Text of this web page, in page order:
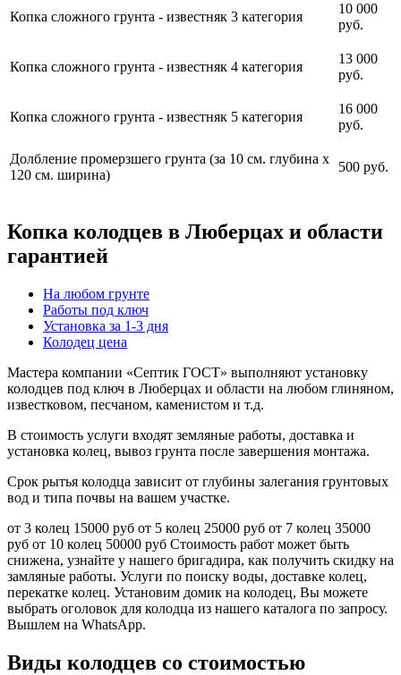
Копка сложного грунта - известняк 3 категория
10 000
руб.
Копка сложного грунта - известняк 4 категория
13 000
руб.
Копка сложного грунта - известняк 5 категория
16 000
руб.
Долбление промерзшего грунта (за 10 см. глубина х
120 см. ширина)
500 руб.
Копка колодцев в Люберцах и области
гарантией
На любом грунте
Работы под ключ
Установка за 1-3 дня
Колодец цена
Мастера компании «Септик ГОСТ» выполняют установку
колодцев под ключ в Люберцах и области на любом глиняном,
известковом, песчаном, каменистом и т.д.
В стоимость услуги входят земляные работы, доставка и
установка колец, вывоз грунта после завершения монтажа.
Срок рытья колодца зависит от глубины залегания грунтовых
вод и типа почвы на вашем участке.
от 3 колец 15000 руб от 5 колец 25000 руб от 7 колец 35000
руб от 10 колец 50000 руб Стоимость работ может быть
снижена, узнайте у нашего бригадира, как получить скидку на
замляные работы. Услуги по поиску воды, доставке колец,
перекатке колец. Установим домик на колодец, Вы можете
выбрать оголовок для колодца из нашего каталога по запросу.
Вышлем на WhatsApp.
Виды колодцев со стоимостью